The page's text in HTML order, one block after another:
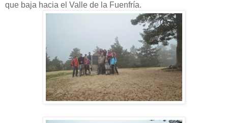
que baja hacia el Valle de la Fuenfría.